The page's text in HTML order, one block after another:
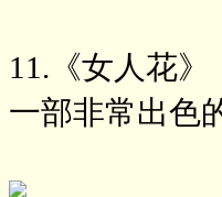
11.《女人花》
一部非常出色